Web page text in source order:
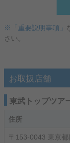
※「重要説明事項」
さい。
お取扱店舗
東武トップツア
住所
〒153-0043 東京